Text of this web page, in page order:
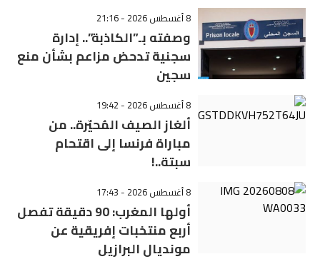
8 أغسطس 2026 - 21:16
وصفته بـ”الكاذبة”.. إدارة
سجنية تدحض مزاعم بشأن منع
سجين
8 أغسطس 2026 - 19:42
ألغاز الصيف المُحيّرة.. من
مباراة فرنسا إلى اقتحام
سبتة..!
8 أغسطس 2026 - 17:43
أولها المغرب: 90 دقيقة تفصل
أربع منتخبات إفريقية عن
مونديال البرازيل